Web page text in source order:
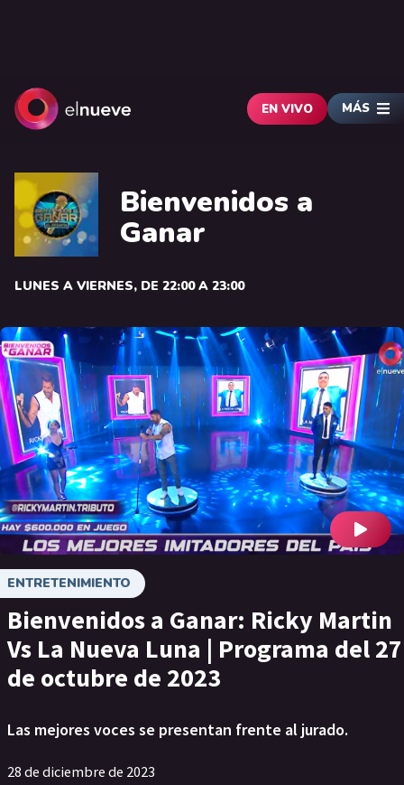
EN VIVO MÁS
Bienvenidos a
Ganar
LUNES A VIERNES, DE 22:00 A 23:00
ENTRETENIMIENTO
Bienvenidos a Ganar: Ricky Martin
Vs La Nueva Luna | Programa del 27
de octubre de 2023
Las mejores voces se presentan frente al jurado.
28 de diciembre de 2023